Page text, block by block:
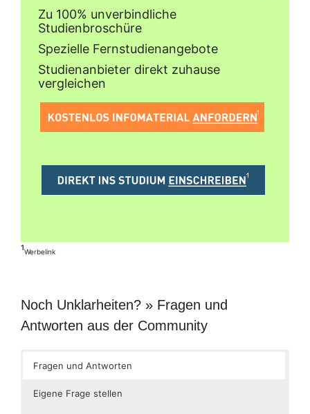
Zu 100% unverbindliche
Studienbroschüre
Spezielle Fernstudienangebote
Studienanbieter direkt zuhause
vergleichen
¹Werbelink
Noch Unklarheiten? » Fragen und
Antworten aus der Community
Fragen und Antworten
Eigene Frage stellen